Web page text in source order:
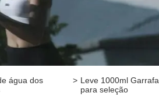
água dos
> Leve 1000ml
para seleção